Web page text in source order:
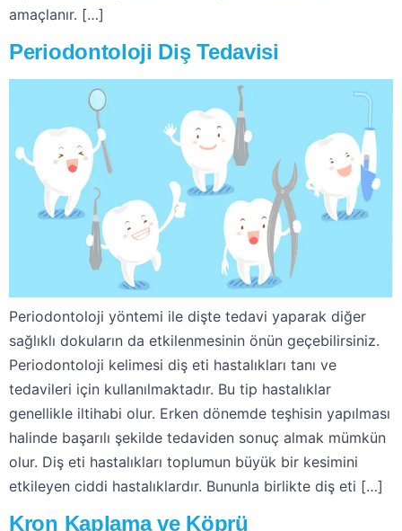
amaçlanır. […]
Periodontoloji Diş Tedavisi
Periodontoloji yöntemi ile dişte tedavi yaparak diğer
sağlıklı dokuların da etkilenmesinin önün geçebilirsiniz.
Periodontoloji kelimesi diş eti hastalıkları tanı ve
tedavileri için kullanılmaktadır. Bu tip hastalıklar
genellikle iltihabi olur. Erken dönemde teşhisin yapılması
halinde başarılı şekilde tedaviden sonuç almak mümkün
olur. Diş eti hastalıkları toplumun büyük bir kesimini
etkileyen ciddi hastalıklardır. Bununla birlikte diş eti […]
Kron Kaplama ve Köprü